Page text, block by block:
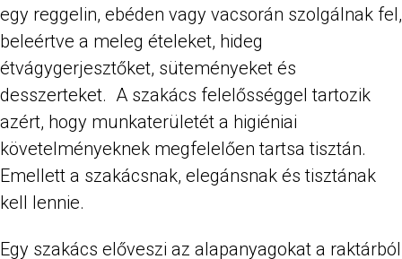
egy reggelin, ebéden vagy vacsorán szolgálnak fel,
beleértve a meleg ételeket, hideg
étvágygerjesztőket, süteményeket és
desszerteket. A szakács felelősséggel tartozik
azért, hogy munkaterületét a higiéniai
követelményeknek megfelelően tartsa tisztán.
Emellett a szakácsnak, elegánsnak és tisztának
kell lennie.
Egy szakács előveszi az alapanyagokat a raktárból